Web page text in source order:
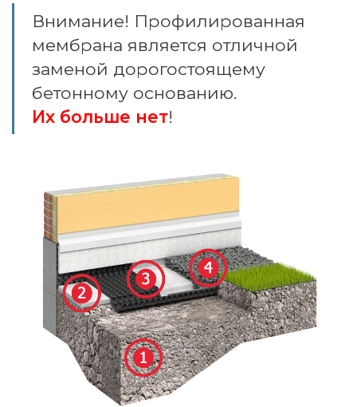
Внимание! Профилированная
мембрана является отличной
заменой дорогостоящему
бетонному основанию.
Их больше нет!